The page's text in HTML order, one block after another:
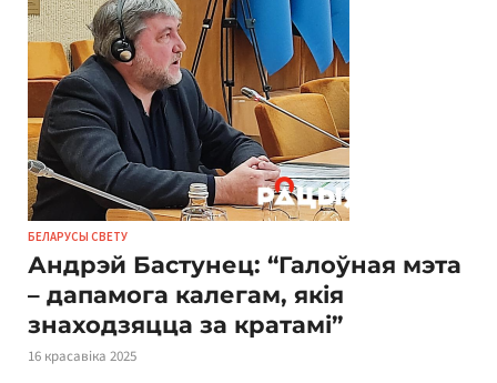
БЕЛАРУСЫ СВЕТУ
Андрэй Бастунец: “Галоўная мэта
– дапамога калегам, якія
знаходзяцца за кратамі”
16 красавіка 2025